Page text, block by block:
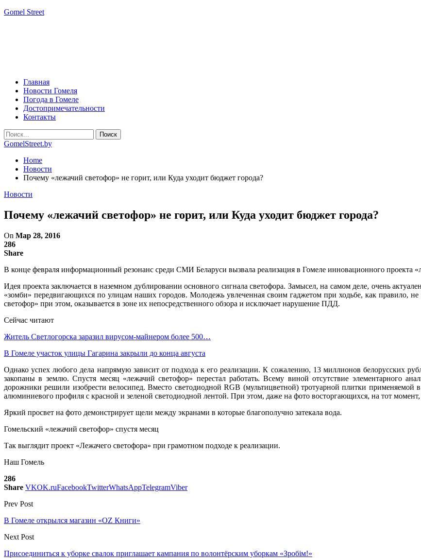
Gomel Street
Главная
Новости Гомеля
Погода в Гомеле
Достопримечательности
Контакты
GomelStreet.by
Home
Новости
Почему «лежачий светофор» не горит, или Куда уходит бюджет города?
Новости
Почему «лежачий светофор» не горит, или Куда уходит бюджет города?
On Мар 28, 2016
286
Share
В конце февраля информационный резонанс среди СМИ Беларуси вызвала реализация в Гомеле инновационного проекта
Идея проекта заключается в наземном дублировании основного сигнала светофора. Замысел, на самом деле, очень
«зомби» передвигающихся по улицам наших городов. Молодежь увлеченная своим гаджетом при ходьбе, как правило,
светофор» при этом, оказывается в зоне их непосредственного обзора и исключает нарушение ПДД.
Сейчас читают
Житель Светлогорска заразил вирусом-майнером более 500…
В Гомеле участок улицы Гагарина закрыли до конца августа
Однако успех любого дела напрямую зависит от подхода к его реализации. К сожалению, 13 миллионов белорусских
закопаны в землю. Спустя месяц «лежачий светофор» перестал работать. Всему виной отсутствие элементарного
дорожники решили изобрести велосипед. Вместо светодиодной RGB (мультицветной) тротуарной плитки
алюминиевого профиля с красной и зеленой светодиодной лентой. При этом, даже на фото восторгающихся, на тот
Яркий просвет на фото демонстрирует щели между экранами в которые благополучно затекала вода.
Гомельский «лежачий светофор» спустя месяц
Так выглядит проект «Лежачего светофора» при грамотном подходе к реализации.
Наш Гомель
286
Share VKOK.ruFacebookTwitterWhatsAppTelegramViber
Prev Post
В Гомеле открылся магазин «OZ Книги»
Next Post
Присоединиться к уборке свалок приглашает кампания по волонтёрским уборкам «Зробім!»